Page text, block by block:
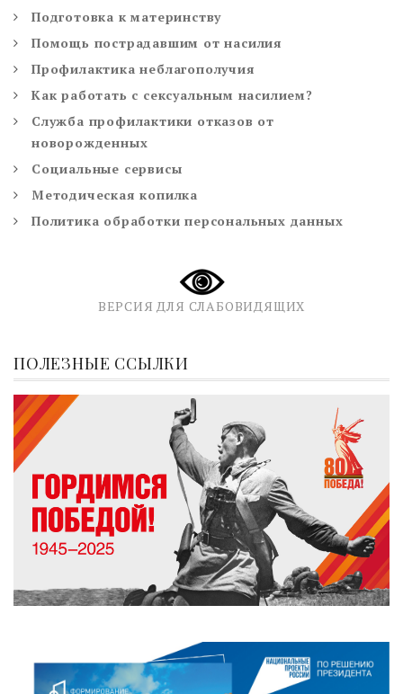
Подготовка к материнству
Помощь пострадавшим от насилия
Профилактика неблагополучия
Как работать с сексуальным насилием?
Служба профилактики отказов от
новорожденных
Социальные сервисы
Методическая копилка
Политика обработки персональных данных
ВЕРСИЯ ДЛЯ СЛАБОВИДЯЩИХ
ПОЛЕЗНЫЕ ССЫЛКИ